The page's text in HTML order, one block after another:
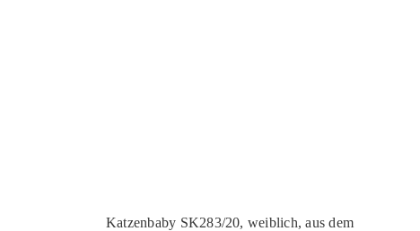
Katzenbaby SK283/20, weiblich, aus dem